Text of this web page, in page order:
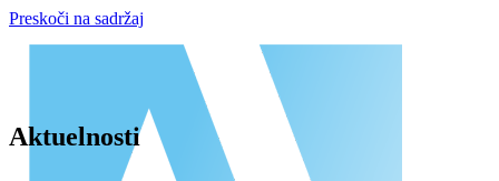
Preskoči na sadržaj
Aktuelnosti